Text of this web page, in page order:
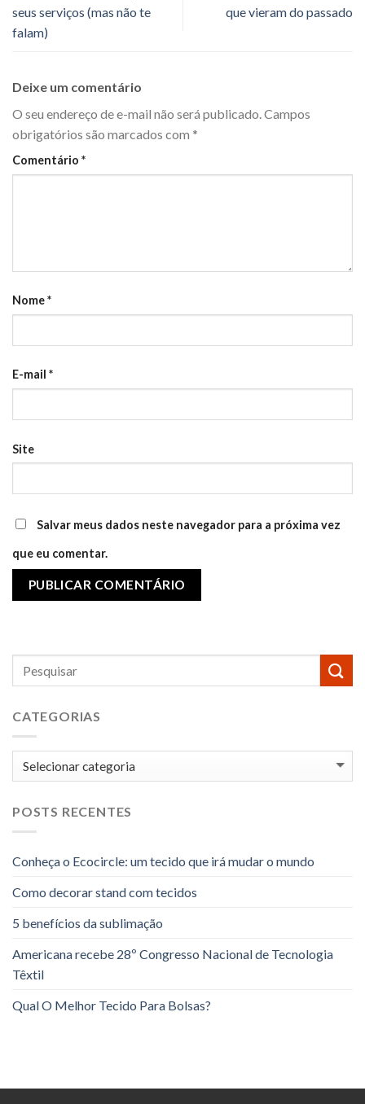
CATEGORIAS
Categorias
POSTS RECENTES
Conheça o Ecocircle: um tecido que irá mudar o mundo
Como decorar stand com tecidos
5 benefícios da sublimação
Americana recebe 28º Congresso Nacional de Tecnologia
Têxtil
Qual O Melhor Tecido Para Bolsas?
seus serviços (mas não te
falam)
que vieram do passado
Deixe um comentário
O seu endereço de e-mail não será publicado.Campos
obrigatórios são marcados com *
Comentário *
Nome*
E-mail *
Site
Salvar meus dados neste navegador para a próxima vez
que eu comentar.